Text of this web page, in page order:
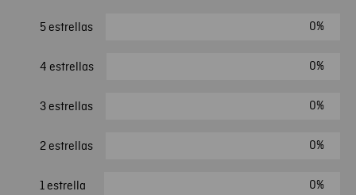
5 estrellas 0%
4 estrellas 0%
3 estrellas 0%
2 estrellas 0%
1 estrella 0%